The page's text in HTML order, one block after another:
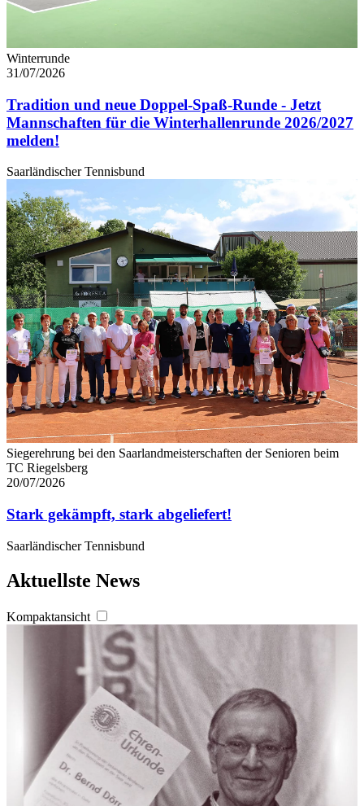
Winterrunde
31/07/2026
Tradition und neue Doppel-Spaß-Runde - Jetzt
Mannschaften für die Winterhallenrunde 2026/2027
melden!
Saarländischer Tennisbund
Siegerehrung bei den Saarlandmeisterschaften der Senioren beim
TC Riegelsberg
20/07/2026
Stark gekämpft, stark abgeliefert!
Saarländischer Tennisbund
Aktuellste News
Kompaktansicht